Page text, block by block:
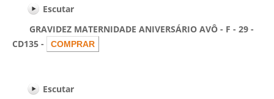
Escutar
GRAVIDEZ MATERNIDADE ANIVERSÁRIO AVÔ - F - 29 -
CD135 -
Escutar